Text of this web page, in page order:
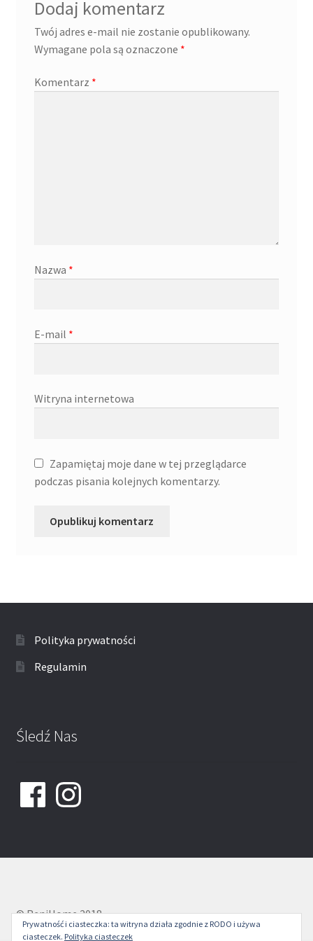
Dodaj komentarz
Twój adres e-mail nie zostanie opublikowany.
Wymagane pola są oznaczone *
Komentarz *
Nazwa *
E-mail *
Witryna internetowa
Zapamiętaj moje dane w tej przeglądarce
podczas pisania kolejnych komentarzy.
Polityka prywatności
Regulamin
Śledź Nas
FacebookInstagram
© ReniHome 2018
Prywatność i ciasteczka: ta witryna działa zgodnie z RODO i używa
ciasteczek. Polityka ciasteczek